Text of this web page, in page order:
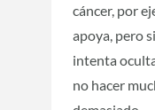
cáncer, por
apoya, pero
intenta
no hacer